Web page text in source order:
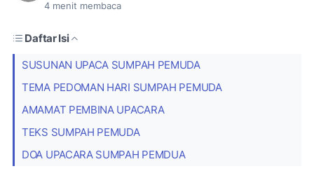
4 menit membaca
Daftar Isi
SUSUNAN UPACA SUMPAH PEMUDA
TEMA PEDOMAN HARI SUMPAH PEMUDA
AMAMAT PEMBINA UPACARA
TEKS SUMPAH PEMUDA
DOA UPACARA SUMPAH PEMDUA